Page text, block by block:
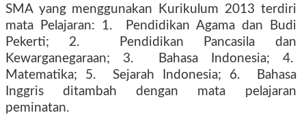
SMA yang menggunakan Kurikulum 2013 terdiri
mata Pelajaran: 1. Pendidikan Agama dan Budi
Pekerti; 2. Pendidikan Pancasila dan
Kewarganegaraan; 3. Bahasa Indonesia; 4.
Matematika; 5. Sejarah Indonesia; 6. Bahasa
Inggris ditambah dengan mata pelajaran
peminatan.